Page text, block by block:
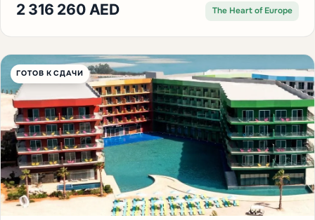
2 316 260 AED The Heart of Europe
ГОТОВ К СДАЧИ